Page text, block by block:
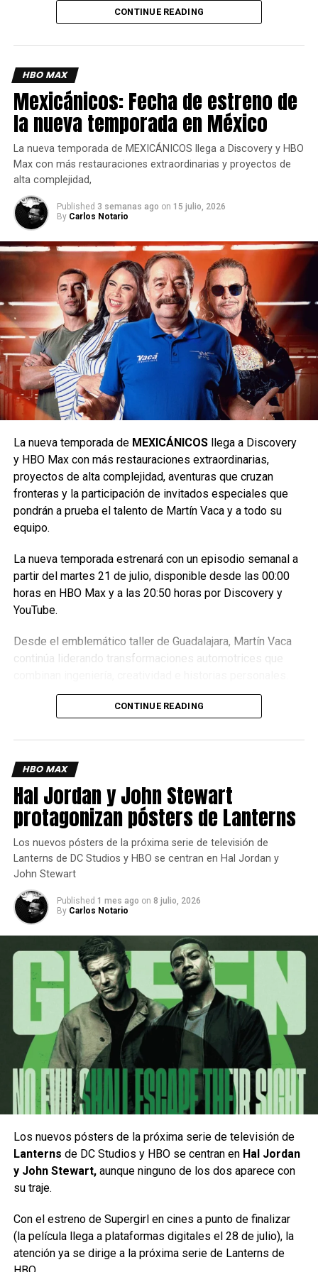
Siguenos en todas nuestrasredes socialespara estar
comments
RELATED TOPICS: ACTOR DUMBLEDORE
HARRY POTTER
UP NEXT
Black Panther 3 contará con la participación
de Denzel Washington
DON'T MISS
La Temporada 1 de Call of Duty: Black Ops 6 te
sorprenderá
Carlos Notario
Como parte de la celebración por los 25 años de [adult
swim], el primer especial, Robot Chicken Adult Swim
Reunirá a personajes icónicos de series como Smiling
Friends y Aqua Teen Hunger Force en una sátira
ambientada a bordo de un crucero.
Dando continuidad a más de dos décadas de historia de
personajes más emblemáticos de Cartoon Network.
Y celebrará el 35.º aniversario del canal que dio origen a
algunas de las animaciones más queridas por varias
Actualmente, el episodio se encuentra en producción.
La locura al máximo con Robot
Chicken
por Stoopid Buddy Studios, los nuevos especiales de
Robot Chicken fueron anunciados durante el Festival
Internacional de Cine de Animación de Annecy.
Mientras llega su estreno, las once temporadas de la
serie ya están disponibles en HBO Max.
Desde su debut en el bloque Adult Swim, Robot Chicken
revolucionó la televisión de animación para adultos
gracias a su irreverente uso de la técnica stop-motion y a
sus implacables parodias de la cultura pop.
Con una mezcla sin filtro de figuras de acción, humor
absurdo y sátira ácida, la creación de Seth Green y
Matthew Senreich logró convertir bocetos breves y de
ritmo desenfrenado en un auténtico fenómeno de culto.
El verdadero pilar de este éxito sostenido radica en su
comunidad de fieles seguidores. Fans apasionados del
cine, los cómics y los videojuegos encontraron en el
programa un espejo de su propia nostalgia, donde
CONTINUE READING
HBO MAX
Mexicánicos: Fecha de estreno de
la nueva temporada en México
La nueva temporada de MEXICÁNICOS llega a Discovery y HBO
Max con más restauraciones extraordinarias y proyectos de
alta complejidad,
Published 3 semanas ago on 15 julio, 2026
By Carlos Notario
La nueva temporada de MEXICÁNICOSllega a Discovery
y HBO Max con más restauraciones extraordinarias,
proyectos de alta complejidad, aventuras que cruzan
fronteras y la participación de invitados especiales que
pondrán a prueba el talento de Martín Vaca y a todo su
equipo.
La nueva temporada estrenará con un episodio semanal a
partir del martes 21 de julio, disponible desde las 00:00
horas en HBO Max y a las 20:50 horas por Discovery y
YouTube.
Desde el emblemático taller de Guadalajara, Martín Vaca
continúa liderando transformaciones automotrices que
MEXICÁNICOS continúa consolidándose como una de las
series de remodelación automotriz más exitosas,
combinando proyectos extraordinarios con las historias de
CONTINUE READING
HBO MAX
Hal Jordan y John Stewart
protagonizan pósters de Lanterns
Los nuevos pósters de la próxima serie de televisión de
Lanterns de DC Studios y HBO se centran en Hal Jordan y
John Stewart
Published 1 mes ago on 8 julio, 2026
By Carlos Notario
Los nuevos pósters de la próxima serie de televisión de
Lanterns de DC Studios y HBO se centran en Hal Jordan
y John Stewart,aunque ninguno de los dos aparece con
su traje.
Con el estreno de Supergirl en cines a punto de finalizar
(la película llega a plataformas digitales el 28 de julio), la
atención ya se dirige a la próxima serie de Lanterns de